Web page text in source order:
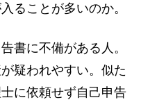
ることが多いのか。
書に不備がある人。
疑われやすい。似た
に依頼せず自己申告